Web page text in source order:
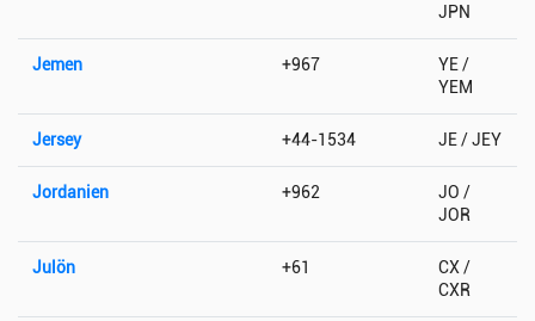
JPN
Jemen +967
YE /
YEM
Jersey +44-1534 JE / JEY
Jordanien +962
JO /
JOR
Julön +61
CX /
CXR